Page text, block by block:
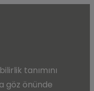
tanımını
göz önünde